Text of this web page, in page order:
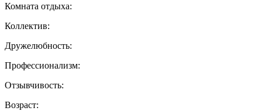
Комната отдыха:
Коллектив:
Дружелюбность:
Профессионализм:
Отзывчивость:
Возраст: